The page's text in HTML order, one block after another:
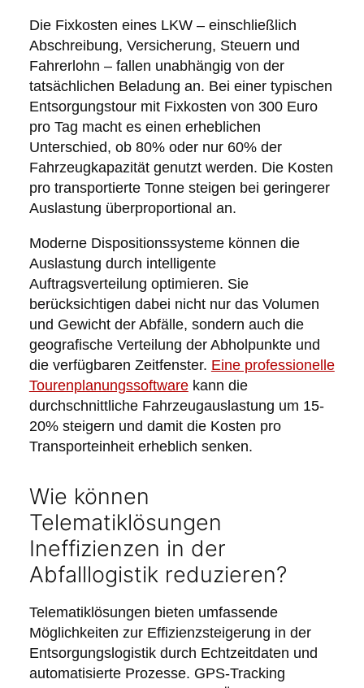
Die Fixkosten eines LKW – einschließlich
Abschreibung, Versicherung, Steuern und
Fahrerlohn – fallen unabhängig von der
tatsächlichen Beladung an. Bei einer typischen
Entsorgungstour mit Fixkosten von 300 Euro
pro Tag macht es einen erheblichen
Unterschied, ob 80% oder nur 60% der
Fahrzeugkapazität genutzt werden. Die Kosten
pro transportierte Tonne steigen bei geringerer
Auslastung überproportional an.
Moderne Dispositionssysteme können die
Auslastung durch intelligente
Auftragsverteilung optimieren. Sie
berücksichtigen dabei nicht nur das Volumen
und Gewicht der Abfälle, sondern auch die
geografische Verteilung der Abholpunkte und
die verfügbaren Zeitfenster. Eine professionelle
Tourenplanungssoftwarekann die
durchschnittliche Fahrzeugauslastung um 15-
20% steigern und damit die Kosten pro
Transporteinheit erheblich senken.
Wie können
Telematiklösungen
Ineffizienzen in der
Abfalllogistik reduzieren?
Telematiklösungen bieten umfassende
Möglichkeiten zur Effizienzsteigerung in der
Entsorgungslogistik durch Echtzeitdaten und
automatisierte Prozesse. GPS-Tracking